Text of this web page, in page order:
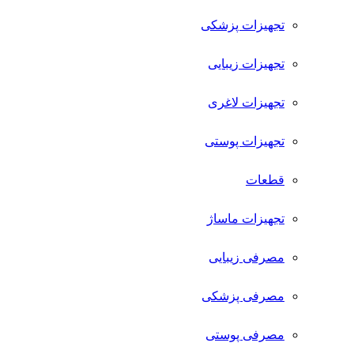
تجهیزات پزشکی
تجهیزات زیبایی
تجهیزات لاغری
تجهیزات پوستی
قطعات
تجهیزات ماساژ
مصرفی زیبایی
مصرفی پزشکی
مصرفی پوستی